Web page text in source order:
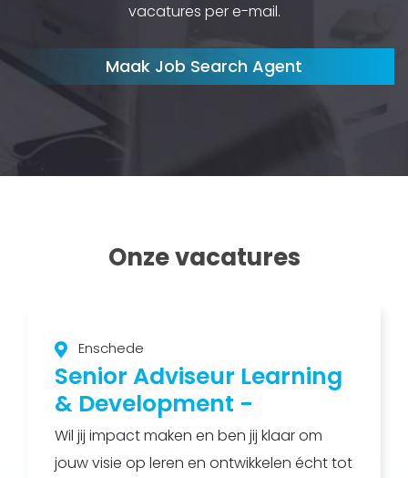
vacatures per e-mail.
Maak Job Search Agent
Onze vacatures
Enschede
Senior Adviseur Learning
& Development -
Ingevuld
Wil jij impact maken en ben jij klaar om
jouw visie op leren en ontwikkelen écht tot